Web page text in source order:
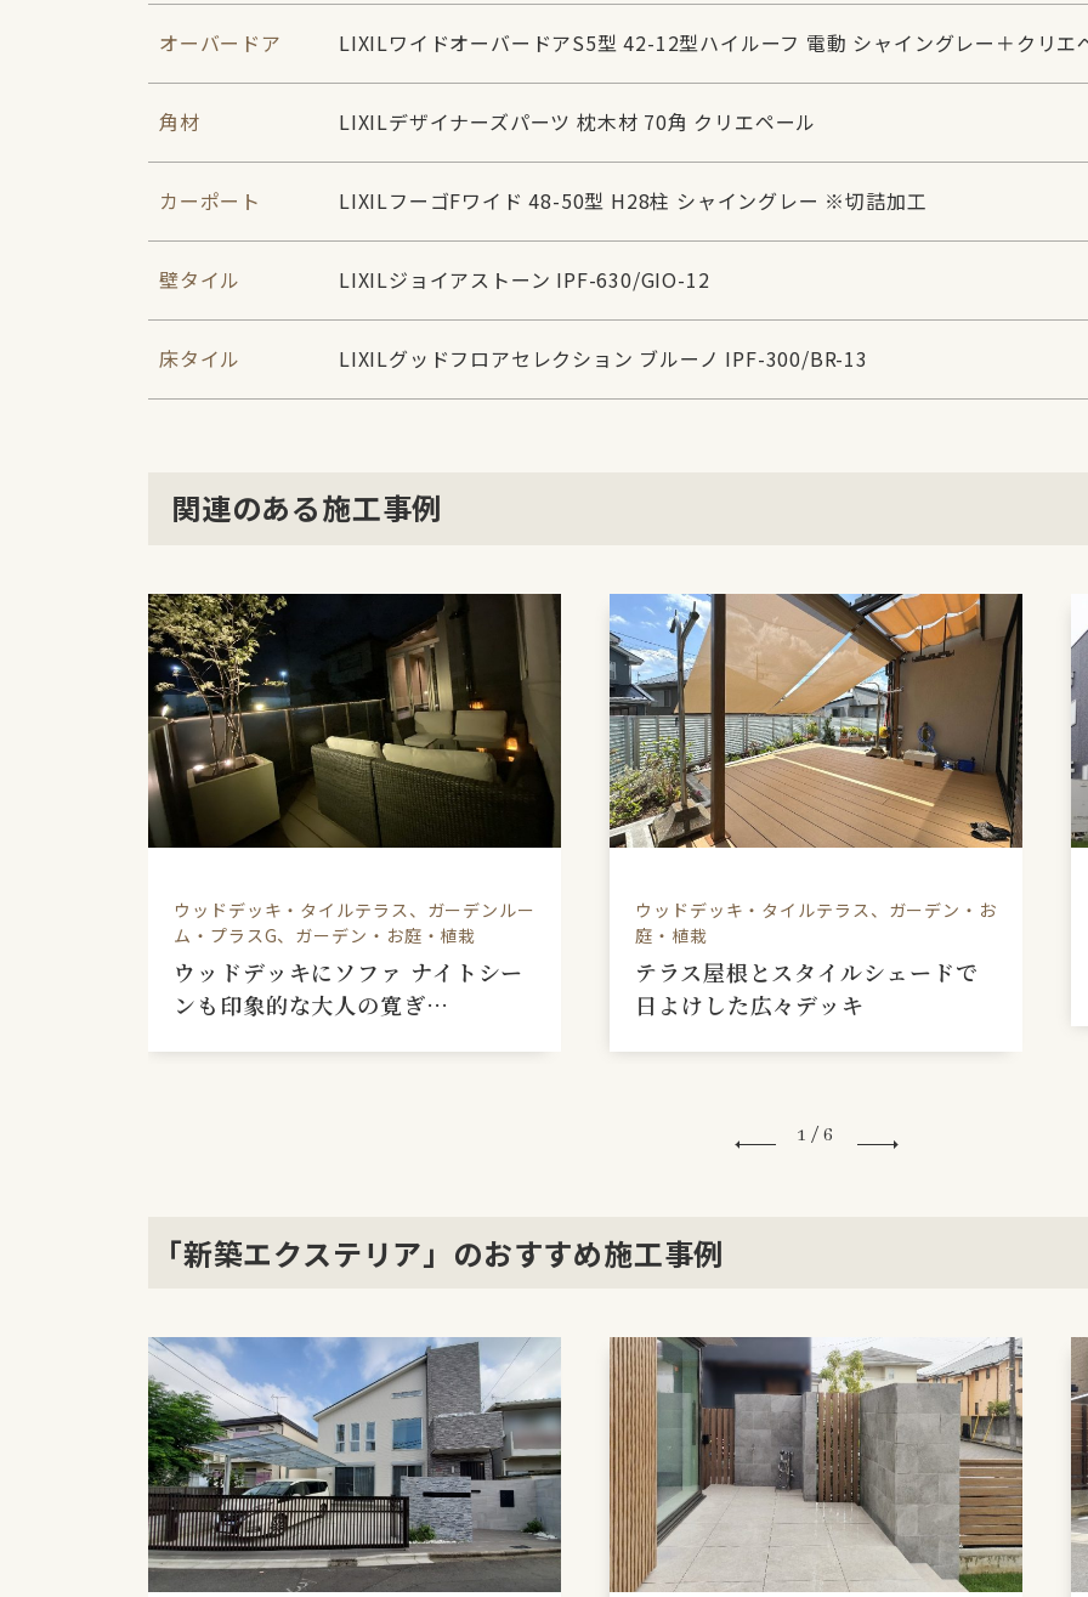
オーバードア LIXILワイドオーバードアS5型 42-12型ハイルーフ 電動 シャイングレー＋クリエ
角材 LIXILデザイナーズパーツ 枕木材 70角 クリエペール
カーポート LIXILフーゴFワイド 48-50型 H28柱 シャイングレー ※切詰加工
壁タイル LIXILジョイアストーン IPF-630/GIO-12
床タイル LIXILグッドフロアセレクション ブルーノ IPF-300/BR-13
関連のある施工事例
ウッドデッキ・タイルテラス、ガーデンルー
ム・プラスG、ガーデン・お庭・植栽
ウッドデッキにソファ ナイトシー
ンも印象的な大人の寛ぎ…
ウッドデッキ・タイルテラス、ガーデン・お
庭・植栽
テラス屋根とスタイルシェードで
日よけした広々デッキ
1 /6
「新築エクステリア」のおすすめ施工事例